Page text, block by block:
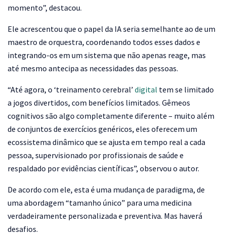
momento”, destacou.
Ele acrescentou que o papel da IA ​​seria semelhante ao de um
maestro de orquestra, coordenando todos esses dados e
integrando-os em um sistema que não apenas reage, mas
até mesmo antecipa as necessidades das pessoas.
“Até agora, o ‘treinamento cerebral’ digital tem se limitado
a jogos divertidos, com benefícios limitados. Gêmeos
cognitivos são algo completamente diferente – muito além
de conjuntos de exercícios genéricos, eles oferecem um
ecossistema dinâmico que se ajusta em tempo real a cada
pessoa, supervisionado por profissionais de saúde e
respaldado por evidências científicas”, observou o autor.
De acordo com ele, esta é uma mudança de paradigma, de
uma abordagem “tamanho único” para uma medicina
verdadeiramente personalizada e preventiva. Mas haverá
desafios.